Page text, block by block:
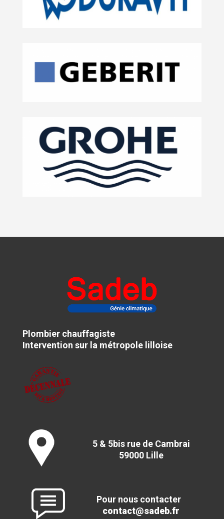
Plombier chauffagiste
Intervention sur la métropole lilloise
5 & 5bis rue de Cambrai
59000 Lille
Pour nous contacter
contact@sadeb.fr